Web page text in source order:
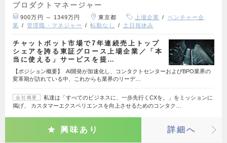
プロダクトマネージャー
900万円 ～ 1349万円 東京都 上場企業
ベンチャー企
業
管理職・マネジャー 転勤なし 土日祝休み
チャットボット市場で7年連続売上トップ
シェアを誇る東証グロース上場企業／「本
当に使える」サービスを提…
【ポジション概要】 AI開発が加速化し、コンタクトセンターおよびBPO業界の
変革期が訪れている中、これからも業界のリーデ…
会社概要
私達は「すべてのビジネスに、一歩先行くCXを。」をミッションに
掲げ、 カスタマーエクスペリエンスを向上させるためのコンタク…
興味あり 詳細へ